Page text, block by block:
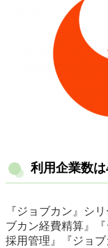
利用企業数
『ジョブカン』シ
ブカン経費精算』
採用管理』『ジョ